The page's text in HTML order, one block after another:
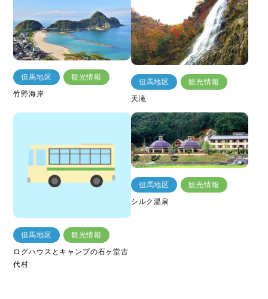
但馬地区
観光情報
竹野海岸
但馬地区
観光情報
天滝
但馬地区
観光情報
ログハウスとキャンプの石ヶ堂古
代村
但馬地区
観光情報
シルク温泉